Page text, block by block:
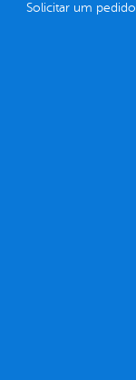
Solicitar um pedido